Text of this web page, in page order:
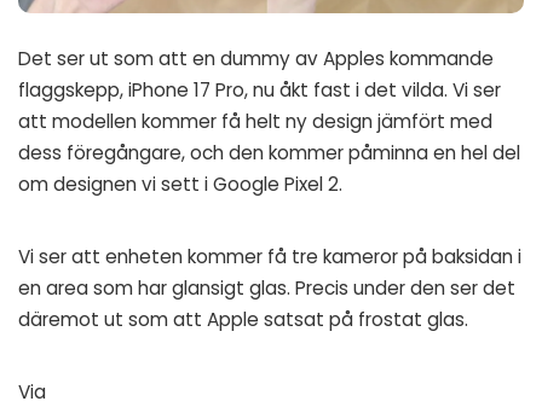
Det ser ut som att en dummy av Apples kommande
flaggskepp, iPhone 17 Pro, nu åkt fast i det vilda. Vi ser
att modellen kommer få helt ny design jämfört med
dess föregångare, och den kommer påminna en hel del
om designen vi sett i Google Pixel 2.
Vi ser att enheten kommer få tre kameror på baksidan i
en area som har glansigt glas. Precis under den ser det
däremot ut som att Apple satsat på frostat glas.
Via